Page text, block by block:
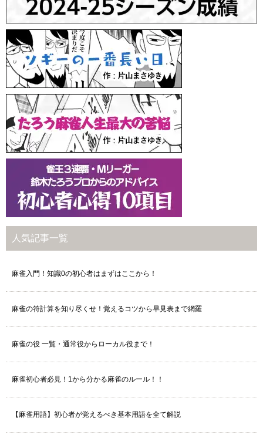
人気記事一覧
麻雀入門！知識0の初心者はまずはここから！
麻雀の符計算を知り尽くせ！覚えるコツから早見表まで網羅
麻雀の役 一覧・通常役からローカル役まで！
麻雀初心者必見！1から分かる麻雀のルール！！
【麻雀用語】初心者が覚えるべき基本用語を全て解説